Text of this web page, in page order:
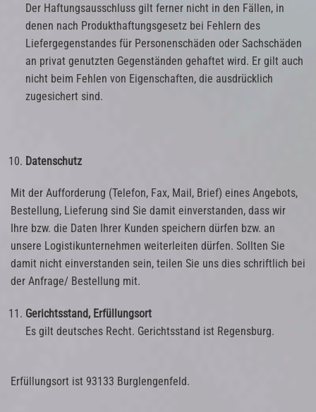
Der Haftungsausschluss gilt ferner nicht in den Fällen, in
denen nach Produkthaftungsgesetz bei Fehlern des
Liefergegenstandes für Personenschäden oder Sachschäden
an privat genutzten Gegenständen gehaftet wird. Er gilt auch
nicht beim Fehlen von Eigenschaften, die ausdrücklich
zugesichert sind.
Datenschutz
Mit der Aufforderung (Telefon, Fax, Mail, Brief) eines Angebots,
Bestellung, Lieferung sind Sie damit einverstanden, dass wir
Ihre bzw. die Daten Ihrer Kunden speichern dürfen bzw. an
unsere Logistikunternehmen weiterleiten dürfen. Sollten Sie
damit nicht einverstanden sein, teilen Sie uns dies schriftlich bei
der Anfrage/ Bestellung mit.
Gerichtsstand, Erfüllungsort
Es gilt deutsches Recht. Gerichtsstand ist Regensburg.
Erfüllungsort ist 93133 Burglengenfeld.